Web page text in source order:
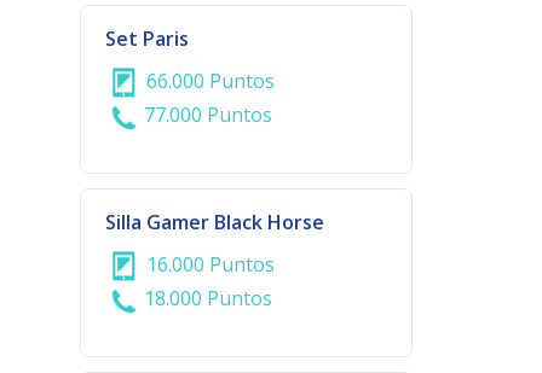
Set Paris
66.000 Puntos
77.000 Puntos
Silla Gamer Black Horse
16.000 Puntos
18.000 Puntos